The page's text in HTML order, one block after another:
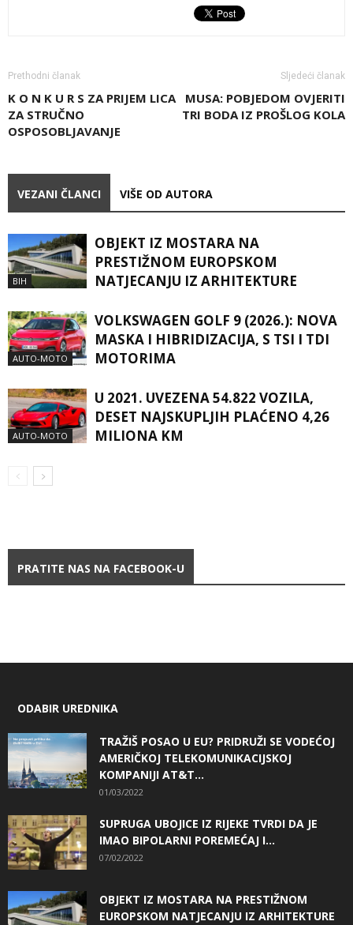
Prethodni članak
K O N K U R S ZA PRIJEM LICA
ZA STRUČNO
OSPOSOBLJAVANJE
Sljedeći članak
MUSA: POBJEDOM OVJERITI
TRI BODA IZ PROŠLOG KOLA
VEZANI ČLANCI VIŠE OD AUTORA
BIH
OBJEKT IZ MOSTARA NA
PRESTIŽNOM EUROPSKOM
NATJECANJU IZ ARHITEKTURE
AUTO-MOTO
VOLKSWAGEN GOLF 9 (2026.): NOVA
MASKA I HIBRIDIZACIJA, S TSI I TDI
MOTORIMA
AUTO-MOTO
U 2021. UVEZENA 54.822 VOZILA,
DESET NAJSKUPLJIH PLAĆENO 4,26
MILIONA KM
PRATITE NAS NA FACEBOOK-U
ODABIR UREDNIKA
TRAŽIŠ POSAO U EU? PRIDRUŽI SE VODEĆOJ
AMERIČKOJ TELEKOMUNIKACIJSKOJ
KOMPANIJI AT&T...
01/03/2022
SUPRUGA UBOJICE IZ RIJEKE TVRDI DA JE
IMAO BIPOLARNI POREMEĆAJ I...
07/02/2022
OBJEKT IZ MOSTARA NA PRESTIŽNOM
EUROPSKOM NATJECANJU IZ ARHITEKTURE